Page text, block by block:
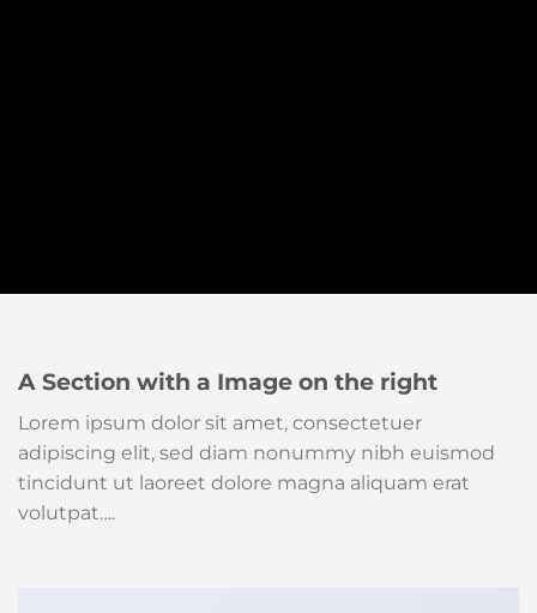
A Section with a Image on the right
Lorem ipsum dolor sit amet, consectetuer
adipiscing elit, sed diam nonummy nibh euismod
tincidunt ut laoreet dolore magna aliquam erat
volutpat….